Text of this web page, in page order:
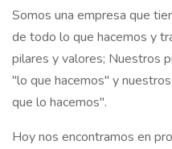
Somos una empresa que
de todo lo que hacemos y
pilares y valores; Nuestros
"lo que hacemos" y
que lo hacemos".
Hoy nos encontramos en